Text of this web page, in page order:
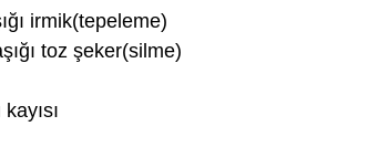
irmik(tepeleme)
toz şeker(silme)